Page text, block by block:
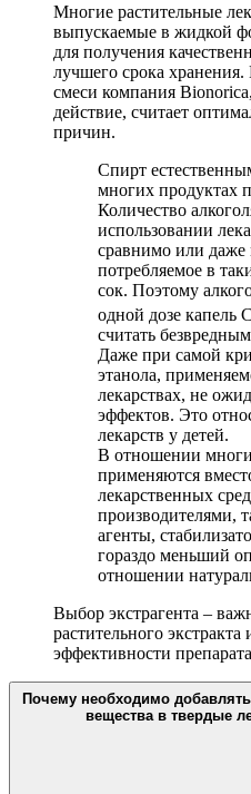
Многие растительные
выпускаемые в жидкой
для получения
лучшего срока
смеси компания
действие, считает
причин.
Спирт
многих продуктах
Количество
использовании
сравнимо или даже
потребляемое в
сок. Поэтому
одной дозе капель
считать
Даже при самой
этанола,
лекарствах, не
эффектов. Это
лекарств у детей.
В отношении
применяются
лекарственных
производителями,
агенты,
гораздо меньший
отношении
Выбор экстрагента –
растительного экстракта
эффективности
Почему необходимо
вещества в твердые